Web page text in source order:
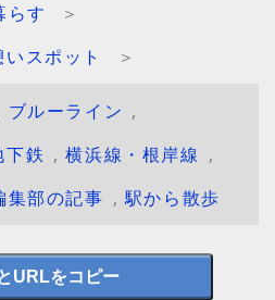
らす
＞
スポット
＞
ブルーライン ,
下鉄 ,横浜線・根岸線 ,
集部の記事 ,駅から散歩
URLをコピー